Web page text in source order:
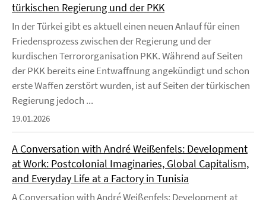
türkischen Regierung und der PKK
In der Türkei gibt es aktuell einen neuen Anlauf für einen
Friedensprozess zwischen der Regierung und der
kurdischen Terrororganisation PKK. Während auf Seiten
der PKK bereits eine Entwaffnung angekündigt und schon
erste Waffen zerstört wurden, ist auf Seiten der türkischen
Regierung jedoch ...
19.01.2026
A Conversation with André Weißenfels: Development
at Work: Postcolonial Imaginaries, Global Capitalism,
and Everyday Life at a Factory in Tunisia
A Conversation with André Weißenfels: Development at